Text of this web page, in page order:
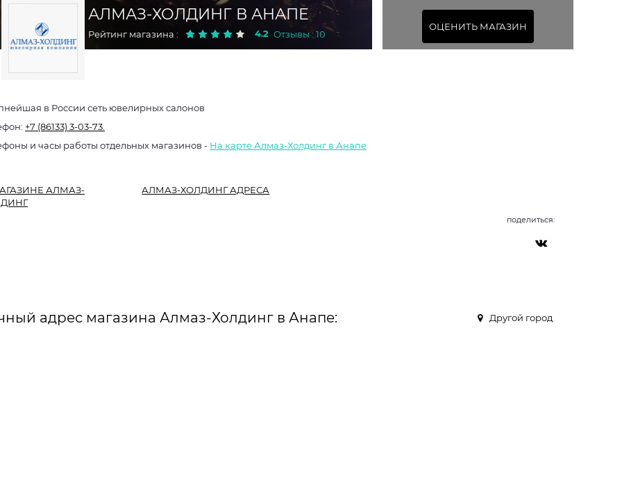
АЛМАЗ-ХОЛДИНГ В АНАПЕ
Рейтинг магазина : 4.2 Отзывы : 10
ОЦЕНИТЬ МАГАЗИН
в России сеть ювелирных салонов
+7 (86133) 3-03-73.
и часы работы отдельных магазинов - На карте Алмаз-Холдинг в Анапе
АЛМАЗ-
АЛМАЗ-ХОЛДИНГ АДРЕСА
поделиться:
адрес магазина Алмаз-Холдинг в Анапе: Другой город